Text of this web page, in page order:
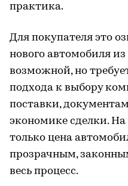
практика.
Для покупателя это
нового автомобиля
возможной, но
подхода к выбору
поставки,
экономике сделки.
только цена
прозрачным,
весь процесс.